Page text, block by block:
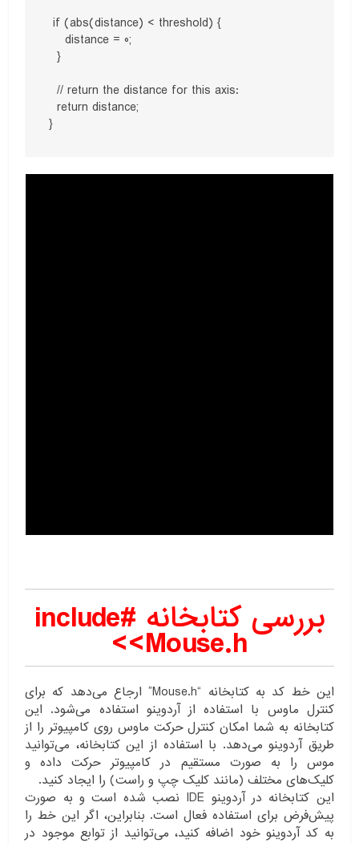
if (abs(distance) < threshold) {
    distance = 0;
  }
  // return the distance for this axis:
  return distance;
}
بررسی کتابخانه #include
<Mouse.h>
این خط کد به کتابخانه “Mouse.h” ارجاع می‌دهد که برای
کنترل ماوس با استفاده از آردوینو استفاده می‌شود. این
کتابخانه به شما امکان کنترل حرکت ماوس روی کامپیوتر را از
طریق آردوینو می‌دهد. با استفاده از این کتابخانه، می‌توانید
موس را به صورت مستقیم در کامپیوتر حرکت داده و
کلیک‌های مختلف (مانند کلیک چپ و راست) را ایجاد کنید.
این کتابخانه در آردوینو IDE نصب شده است و به صورت
پیش‌فرض برای استفاده فعال است. بنابراین، اگر این خط را
به کد آردوینو خود اضافه کنید، می‌توانید از توابع موجود در